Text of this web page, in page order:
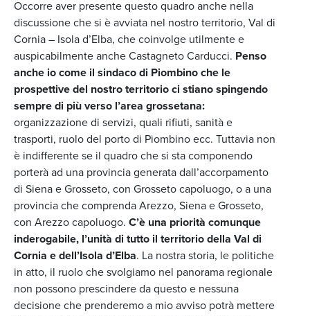
Occorre aver presente questo quadro anche nella
discussione che si è avviata nel nostro territorio, Val di
Cornia – Isola d’Elba, che coinvolge utilmente e
auspicabilmente anche Castagneto Carducci. Penso
anche io come il sindaco di Piombino che le
prospettive del nostro territorio ci stiano spingendo
sempre di più verso l’area grossetana:
organizzazione di servizi, quali rifiuti, sanità e
trasporti, ruolo del porto di Piombino ecc. Tuttavia non
è indifferente se il quadro che si sta componendo
porterà ad una provincia generata dall’accorpamento
di Siena e Grosseto, con Grosseto capoluogo, o a una
provincia che comprenda Arezzo, Siena e Grosseto,
con Arezzo capoluogo. C’è una priorità comunque
inderogabile, l’unità di tutto il territorio della Val di
Cornia e dell’Isola d’Elba. La nostra storia, le politiche
in atto, il ruolo che svolgiamo nel panorama regionale
non possono prescindere da questo e nessuna
decisione che prenderemo a mio avviso potrà mettere